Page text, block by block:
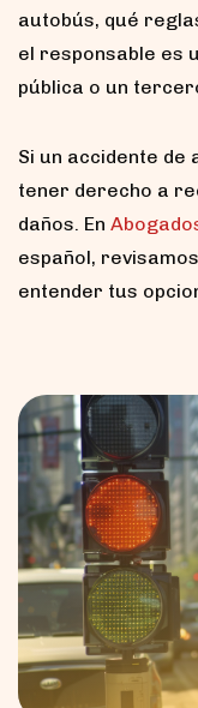
autobús, qué
el responsable es
pública o un
Si un accidente de
tener derecho a
daños. En
español,
entender tus